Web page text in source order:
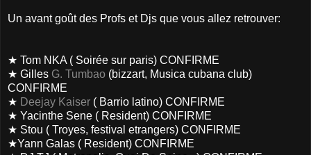
Un avant goût des Profs et Djs que vous allez retrouver:
★ Tom NKA ( Soirée sur paris) CONFIRME
★ Gilles G. Tumbao (bizzart, Musica cubana club)
CONFIRME
★ Deejay Kaiser ( Barrio latino) CONFIRME
★ Yacinthe Sene ( Resident) CONFIRME
★ Stou ( Troyes, festival etrangers) CONFIRME
★Yann Galas ( Resident) CONFIRME